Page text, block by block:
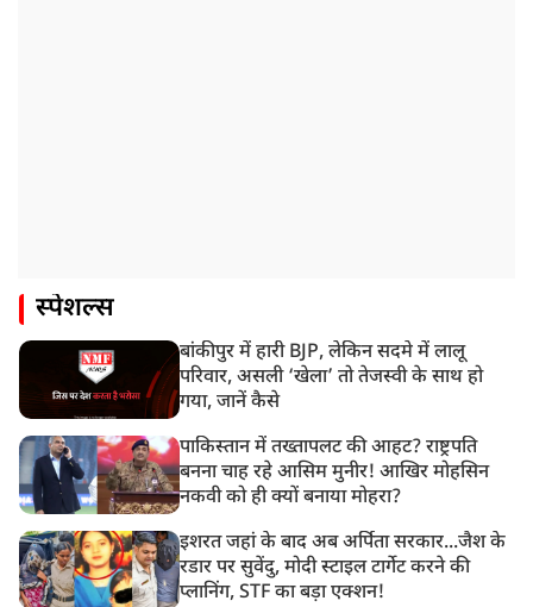
स्पेशल्स
बांकीपुर में हारी BJP, लेकिन सदमे में लालू
परिवार, असली ‘खेला’ तो तेजस्वी के साथ हो
गया, जानें कैसे
पाकिस्तान में तख्तापलट की आहट? राष्ट्रपति
बनना चाह रहे आसिम मुनीर! आखिर मोहसिन
नकवी को ही क्यों बनाया मोहरा?
इशरत जहां के बाद अब अर्पिता सरकार...जैश के
रडार पर सुवेंदु, मोदी स्टाइल टार्गेट करने की
प्लानिंग, STF का बड़ा एक्शन!